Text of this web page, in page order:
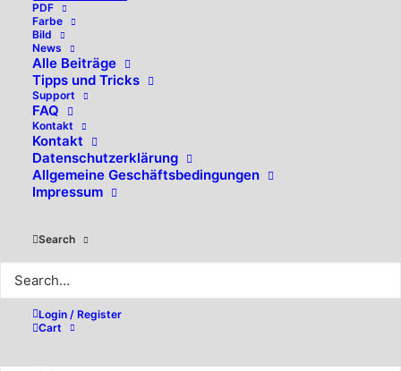
PDF
Farbe
Bild
News
Alle Beiträge
Tipps und Tricks
Support
FAQ
Kontakt
Kontakt
Datenschutzerklärung
Allgemeine Geschäftsbedingungen
Impressum
Search
Login / Register
Cart
Hallo, willkommen zurück!